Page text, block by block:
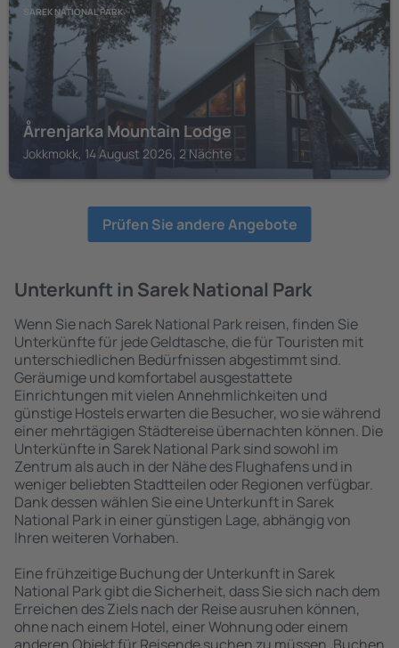
SAREK NATIONAL PARK
Årrenjarka Mountain Lodge
Jokkmokk, 14 August 2026, 2 Nächte
Prüfen Sie andere Angebote
Unterkunft in Sarek National Park
Wenn Sie nach Sarek National Park reisen, finden Sie
Unterkünfte für jede Geldtasche, die für Touristen mit
unterschiedlichen Bedürfnissen abgestimmt sind.
Geräumige und komfortabel ausgestattete
Einrichtungen mit vielen Annehmlichkeiten und
günstige Hostels erwarten die Besucher, wo sie während
einer mehrtägigen Städtereise übernachten können. Die
Unterkünfte in Sarek National Park sind sowohl im
Zentrum als auch in der Nähe des Flughafens und in
weniger beliebten Stadtteilen oder Regionen verfügbar.
Dank dessen wählen Sie eine Unterkunft in Sarek
National Park in einer günstigen Lage, abhängig von
Ihren weiteren Vorhaben.
Eine frühzeitige Buchung der Unterkunft in Sarek
National Park gibt die Sicherheit, dass Sie sich nach dem
Erreichen des Ziels nach der Reise ausruhen können,
ohne nach einem Hotel, einer Wohnung oder einem